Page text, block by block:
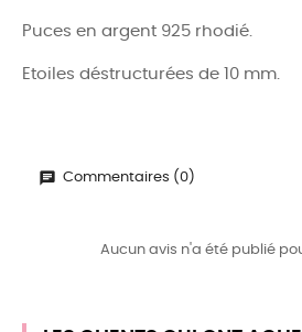
Puces en argent 925 rhodié.
Etoiles déstructurées de 10 mm.
Commentaires (0)
Aucun avis n'a été publié